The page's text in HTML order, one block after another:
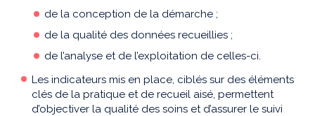
de la conception de la démarche ;
de la qualité des données recueillies ;
de l’analyse et de l’exploitation de celles-ci.
Les indicateurs mis en place, ciblés sur des éléments
clés de la pratique et de recueil aisé, permettent
d’objectiver la qualité des soins et d’assurer le suivi